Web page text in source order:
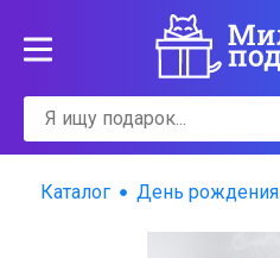
Каталог День рождения